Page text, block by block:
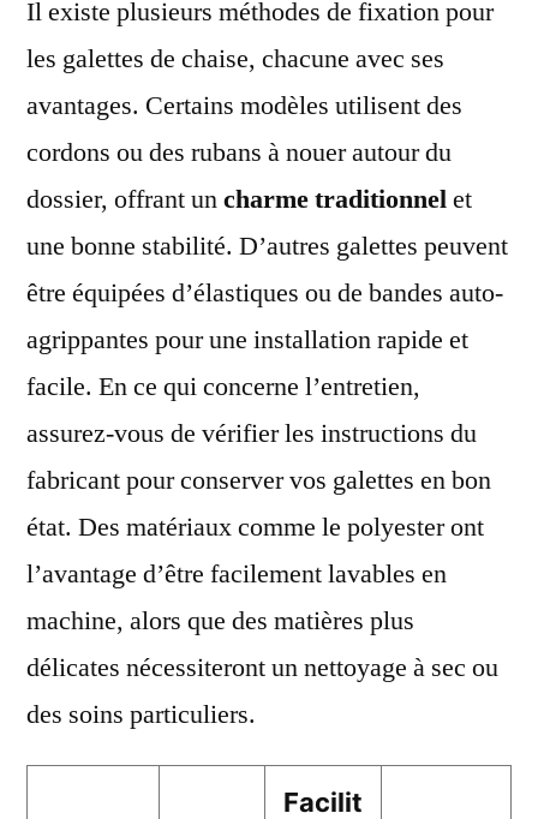
Il existe plusieurs méthodes de fixation pour
les galettes de chaise, chacune avec ses
avantages. Certains modèles utilisent des
cordons ou des rubans à nouer autour du
dossier, offrant uncharme traditionnelet
une bonne stabilité. D’autres galettes peuvent
être équipées d’élastiques ou de bandes auto-
agrippantes pour une installation rapide et
facile. En ce qui concerne l’entretien,
assurez-vous de vérifier les instructions du
fabricant pour conserver vos galettes en bon
état. Des matériaux comme le polyester ont
l’avantage d’être facilement lavables en
machine, alors que des matières plus
délicates nécessiteront un nettoyage à sec ou
des soins particuliers.
Facilit